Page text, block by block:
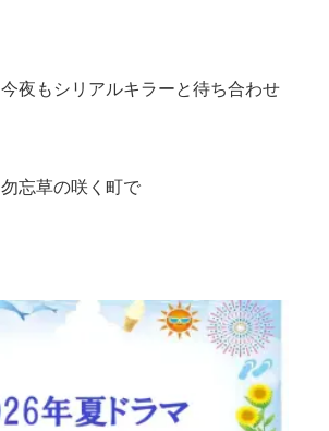
今夜もシリアルキラーと待ち合わせ
勿忘草の咲く町で